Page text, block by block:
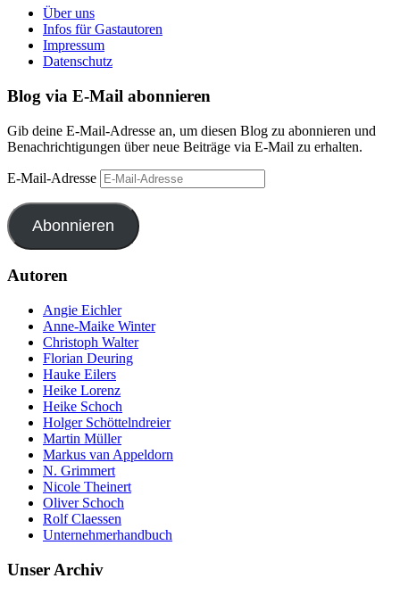
Über uns
Infos für Gastautoren
Impressum
Datenschutz
Blog via E-Mail abonnieren
Gib deine E-Mail-Adresse an, um diesen Blog zu abonnieren und
Benachrichtigungen über neue Beiträge via E-Mail zu erhalten.
E-Mail-Adresse
Abonnieren
Autoren
Angie Eichler
Anne-Maike Winter
Christoph Walter
Florian Deuring
Hauke Eilers
Heike Lorenz
Heike Schoch
Holger Schöttelndreier
Martin Müller
Markus van Appeldorn
N. Grimmert
Nicole Theinert
Oliver Schoch
Rolf Claessen
Unternehmerhandbuch
Unser Archiv